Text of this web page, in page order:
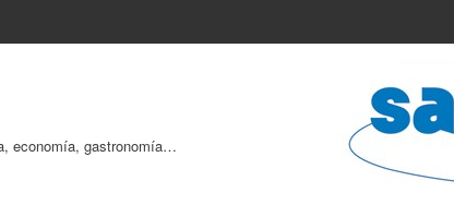
economía, gastronomía…